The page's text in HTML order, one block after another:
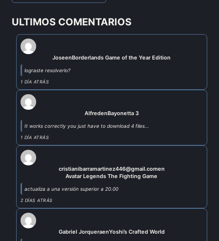
ULTIMOS COMENTARIOS
JoseenBorderlands Game of the Year Edition
lograste resolverlo?
1 DÍA ATRÁS
AlfredenBayonetta 3
It works correctly you just have to download 4 files...
1 DÍA ATRÁS
cristianibarramartinez446@gmail.comen
Avatar Legends The Fighting Game
actualiza a una versión superior a 20.00
2 DÍAS ATRÁS
Gabriel JorqueraenYoshi’s Crafted World